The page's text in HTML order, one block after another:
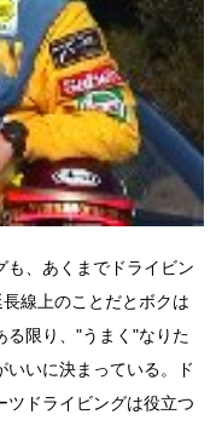
も、あくまでドライビン
線上のことだとボクは
る限り、"うまく"なりた
いいに決まっている。ド
ツドライビングは役立つ